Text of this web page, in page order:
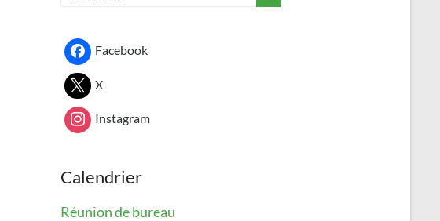
Facebook
X
Instagram
Calendrier
Réunion de bureau